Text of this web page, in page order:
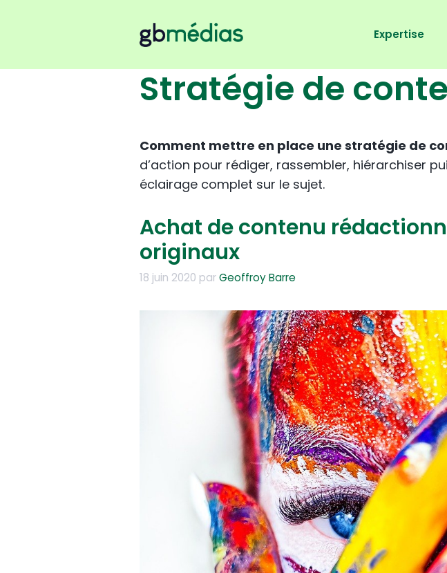
Expertise
Stratégie de
Comment mettre en place une stratégie de
d’action pour rédiger, rassembler, hiérarchiser
éclairage complet sur le sujet.
Achat de contenu
originaux
18 juin 2020 parGeoffroy Barre